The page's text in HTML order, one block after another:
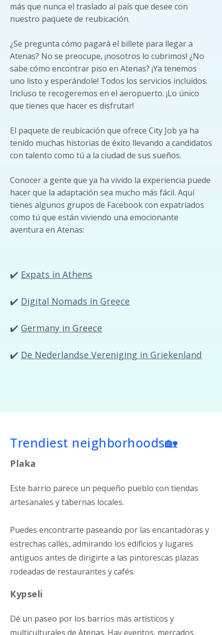
más que nunca el traslado al país que desee con
nuestro paquete de reubicación.
¿Se pregunta cómo pagará el billete para llegar a
Atenas? No se preocupe, ¡nosotros lo cubrimos! ¿No
sabe cómo encontrar piso en Atenas? ¡Ya tenemos
uno listo y esperándole! Todos los servicios incluidos.
Incluso te recogeremos en el aeropuerto. ¡Lo único
que tienes que hacer es disfrutar!
El paquete de reubicación que ofrece City Job ya ha
tenido muchas historias de éxito llevando a candidatos
con talento como tú a la ciudad de sus sueños.
Conocer a gente que ya ha vivido la experiencia puede
hacer que la adaptación sea mucho más fácil. Aquí
tienes algunos grupos de Facebook con expatriados
como tú que están viviendo una emocionante
aventura en Atenas:
✔️ Expats in Athens
✔️ Digital Nomads in Greece
✔️ Germany in Greece
✔️ De Nederlandse Vereniging in Griekenland
Trendiest neighborhoods🏡
Plaka
Este barrio parece un pequeño pueblo con tiendas
artesanales y tabernas locales.
Puedes encontrarte paseando por las encantadoras y
estrechas calles, admirando los edificios y lugares
antiguos antes de dirigirte a las pintorescas plazas
rodeadas de restaurantes y cafés.
Kypseli
Dé un paseo por los barrios más artísticos y
multiculturales de Atenas. Hay eventos, mercados